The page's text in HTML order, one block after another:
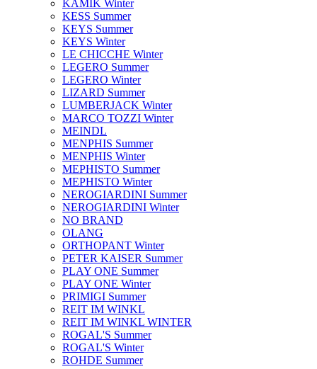
KAMIK Winter
KESS Summer
KEYS Summer
KEYS Winter
LE CHICCHE Winter
LEGERO Summer
LEGERO Winter
LIZARD Summer
LUMBERJACK Winter
MARCO TOZZI Winter
MEINDL
MENPHIS Summer
MENPHIS Winter
MEPHISTO Summer
MEPHISTO Winter
NEROGIARDINI Summer
NEROGIARDINI Winter
NO BRAND
OLANG
ORTHOPANT Winter
PETER KAISER Summer
PLAY ONE Summer
PLAY ONE Winter
PRIMIGI Summer
REIT IM WINKL
REIT IM WINKL WINTER
ROGAL'S Summer
ROGAL'S Winter
ROHDE Summer